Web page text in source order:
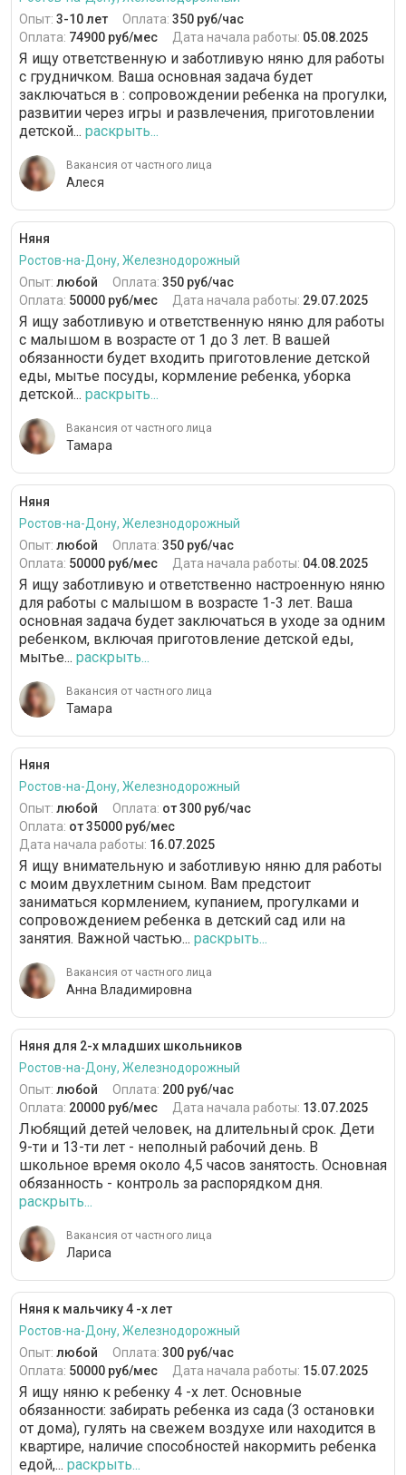
Опыт: 3-10 лет Оплата: 350 руб/час
Оплата: 74900 руб/мес Дата начала работы: 05.08.2025
Я ищу ответственную и заботливую няню для работы
с грудничком. Ваша основная задача будет
заключаться в : сопровождении ребенка на прогулки,
развитии через игры и развлечения, приготовлении
детской... раскрыть...
Вакансия от частного лица
Алеся
Няня
Ростов-на-Дону, Железнодорожный
Опыт: любой Оплата: 350 руб/час
Оплата: 50000 руб/мес Дата начала работы: 29.07.2025
Я ищу заботливую и ответственную няню для работы
с малышом в возрасте от 1 до 3 лет. В вашей
обязанности будет входить приготовление детской
еды, мытье посуды, кормление ребенка, уборка
детской... раскрыть...
Вакансия от частного лица
Тамара
Няня
Ростов-на-Дону, Железнодорожный
Опыт: любой Оплата: 350 руб/час
Оплата: 50000 руб/мес Дата начала работы: 04.08.2025
Я ищу заботливую и ответственно настроенную няню
для работы с малышом в возрасте 1-3 лет. Ваша
основная задача будет заключаться в уходе за одним
ребенком, включая приготовление детской еды,
мытье... раскрыть...
Вакансия от частного лица
Тамара
Няня
Ростов-на-Дону, Железнодорожный
Опыт: любой Оплата: от 300 руб/час
Оплата: от 35000 руб/мес
Дата начала работы: 16.07.2025
Я ищу внимательную и заботливую няню для работы
с моим двухлетним сыном. Вам предстоит
заниматься кормлением, купанием, прогулками и
сопровождением ребенка в детский сад или на
занятия. Важной частью... раскрыть...
Вакансия от частного лица
Анна Владимировна
Няня для 2-х младших школьников
Ростов-на-Дону, Железнодорожный
Опыт: любой Оплата: 200 руб/час
Оплата: 20000 руб/мес Дата начала работы: 13.07.2025
Любящий детей человек, на длительный срок. Дети
9-ти и 13-ти лет - неполный рабочий день. В
школьное время около 4,5 часов занятость. Основная
обязанность - контроль за распорядком дня.
раскрыть...
Вакансия от частного лица
Лариса
Няня к мальчику 4 -х лет
Ростов-на-Дону, Железнодорожный
Опыт: любой Оплата: 300 руб/час
Оплата: 50000 руб/мес Дата начала работы: 15.07.2025
Я ищу няню к ребенку 4 -х лет. Основные
обязанности: забирать ребенка из сада (3 остановки
от дома), гулять на свежем воздухе или находится в
квартире, наличие способностей накормить ребенка
едой,... раскрыть...